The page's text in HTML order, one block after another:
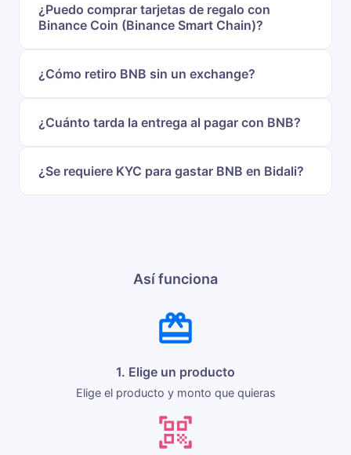
¿Puedo comprar tarjetas de regalo con
Binance Coin (Binance Smart Chain)?
¿Cómo retiro BNB sin un exchange?
¿Cuánto tarda la entrega al pagar con BNB?
¿Se requiere KYC para gastar BNB en Bidali?
Así funciona
1. Elige un producto
Elige el producto y monto que quieras